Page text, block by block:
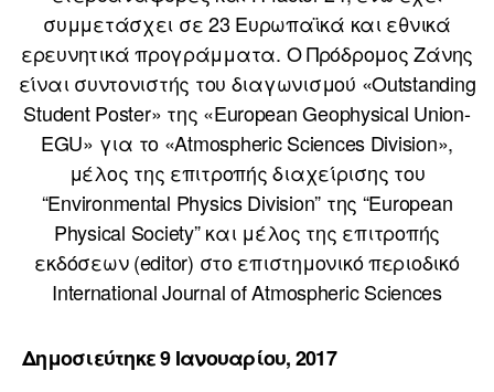
συμμετάσχει σε 23 Ευρωπαϊκά και εθνικά
ερευνητικά προγράμματα. Ο Πρόδρομος Ζάνης
είναι συντονιστής του διαγωνισμού «Outstanding
Student Poster» της «Εuropean Geophysical Union-
EGU» για το «Atmospheric Sciences Division»,
μέλος της επιτροπής διαχείρισης του
“Environmental Physics Division” της “European
Physical Society” και μέλος της επιτροπής
εκδόσεων (editor) στο επιστημονικό περιοδικό
International Journal of Atmospheric Sciences
Δημοσιεύτηκε 9 Ιανουαρίου, 2017